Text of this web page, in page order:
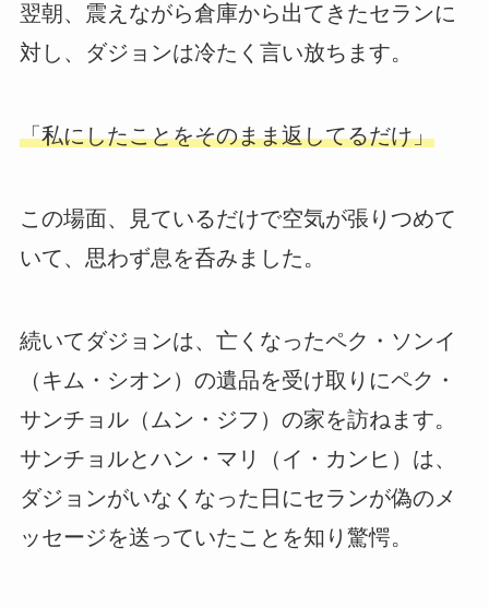
翌朝、震えながら倉庫から出てきたセランに
対し、ダジョンは冷たく言い放ちます。
「私にしたことをそのまま返してるだけ」
この場面、見ているだけで空気が張りつめて
いて、思わず息を呑みました。
続いてダジョンは、亡くなったペク・ソンイ
（キム・シオン）の遺品を受け取りにペク・
サンチョル（ムン・ジフ）の家を訪ねます。
サンチョルとハン・マリ（イ・カンヒ）は、
ダジョンがいなくなった日にセランが偽のメ
ッセージを送っていたことを知り驚愕。